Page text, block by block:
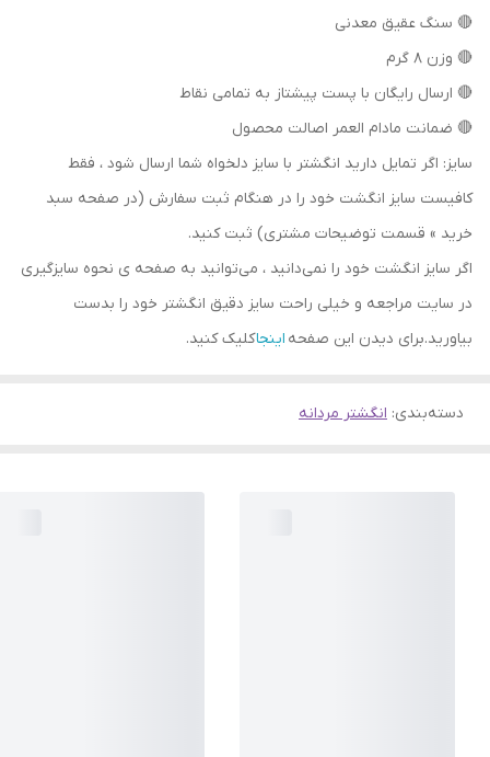
🔴 سنگ عقیق معدنی
🔴 وزن 8 گرم
🔴 ارسال رایگان با پست پیشتاز به تمامی نقاط
🔴 ضمانت مادام العمر اصالت محصول
سایز: اگر تمایل دارید انگشتر با سایز دلخواه شما ارسال شود ، فقط
کافیست سایز انگشت خود را در هنگام ثبت سفارش (در صفحه سبد
خرید » قسمت توضیحات مشتری) ثبت کنید.
اگر سایز انگشت خود را نمی‌دانید ، می‌توانید به صفحه ی نحوه سایزگیری
در سایت مراجعه و خیلی راحت سایز دقیق انگشتر خود را بدست
بیاورید.برای دیدن این صفحه اینجاکلیک کنید.
دسته‌بندی: انگشتر مردانه